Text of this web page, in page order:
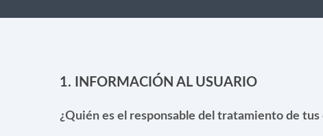
1. INFORMACIÓN AL USUARIO
¿Quién es el responsable del tratamiento de tus